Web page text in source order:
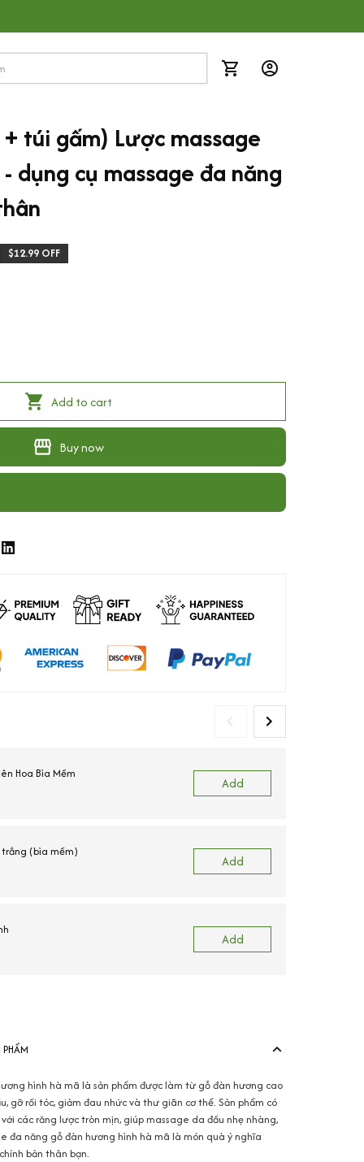
túi gấm) Lược massage
dụng cụ massage đa năng
$12.99 OFF
Add to cart
Buy now
Hoa Bìa Mềm
Add
(bìa mềm)
Add
Add
hình hà mã là sản phẩm được làm từ gỗ đàn hương cao
gỡ rối tóc, giảm đau nhức và thư giãn cơ thể. Sản phẩm có
các răng lược tròn mịn, giúp massage da đầu nhẹ nhàng,
đa năng gỗ đàn hương hình hà mã là món quà ý nghĩa
bản thân bạn.